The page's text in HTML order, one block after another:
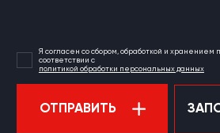
Я согласен со сбором, обработкой и хранением
соответствии с
политикой обработки персональных данных
ОТПРАВИТЬ